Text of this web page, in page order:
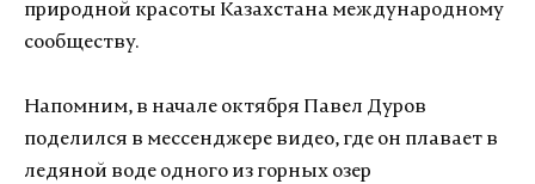
природной красоты Казахстана международному
сообществу.
Напомним, в начале октября Павел Дуров
поделился в мессенджере видео, где он плавает в
ледяной воде одного из горных озер